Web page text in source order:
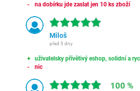
na dobírku jde zaslat jen 10 ks zboží
Miloš
před 5 dny
uživatelsky přívětivý eshop, solidní a
nic
100 %